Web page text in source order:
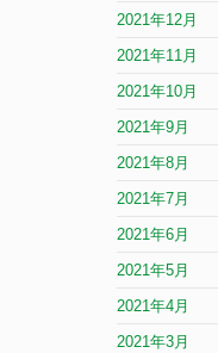
2021年12月
2021年11月
2021年10月
2021年9月
2021年8月
2021年7月
2021年6月
2021年5月
2021年4月
2021年3月